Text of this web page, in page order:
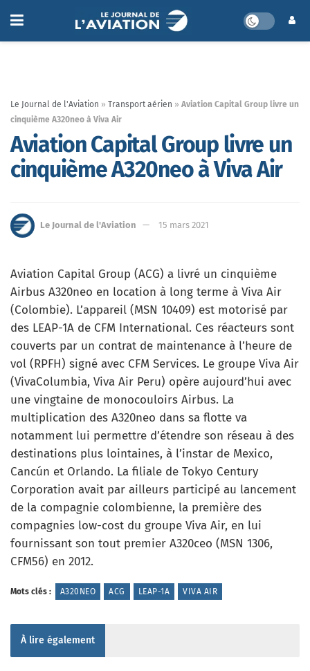
Le Journal de l'Aviation » Transport aérien » Aviation Capital Group livre un
cinquième A320neo à Viva Air
Aviation Capital Group livre un
cinquième A320neo à Viva Air
Le Journal de l'Aviation 15 mars 2021
Aviation Capital Group (ACG) a livré un cinquième
Airbus A320neo en location à long terme à Viva Air
(Colombie). L’appareil (MSN 10409) est motorisé par
des LEAP-1A de CFM International. Ces réacteurs sont
couverts par un contrat de maintenance à l’heure de
vol (RPFH) signé avec CFM Services. Le groupe Viva Air
(VivaColumbia, Viva Air Peru) opère aujourd’hui avec
une vingtaine de monocouloirs Airbus. La
multiplication des A320neo dans sa flotte va
notamment lui permettre d’étendre son réseau à des
destinations plus lointaines, à l’instar de Mexico,
Cancún et Orlando. La filiale de Tokyo Century
Corporation avait par ailleurs participé au lancement
de la compagnie colombienne, la première des
compagnies low-cost du groupe Viva Air, en lui
fournissant son tout premier A320ceo (MSN 1306,
CFM56) en 2012.
Mots clés : A320NEO ACG LEAP-1A VIVA AIR
À lire également